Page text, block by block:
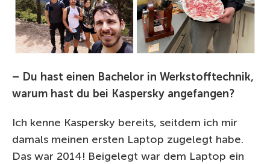
– Du hast einen Bachelor in Werkstofftechnik,
warum hast du bei Kaspersky angefangen?
Ich kenne Kaspersky bereits, seitdem ich mir
damals meinen ersten Laptop zugelegt habe.
Das war 2014! Beigelegt war dem Laptop ein